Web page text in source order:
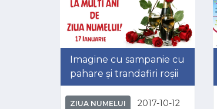
Imagine cu sampanie cu
pahare și trandafiri roșii
ZIUA NUMELUI 2017-10-12